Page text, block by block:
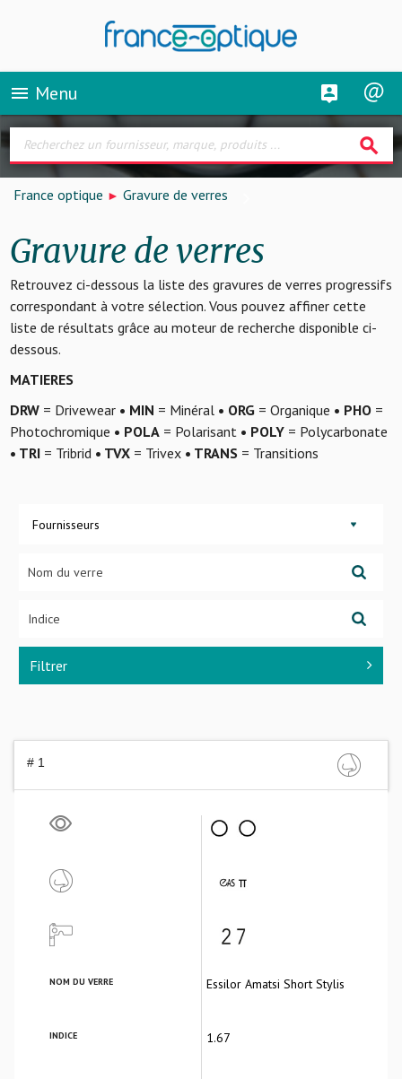
menu Menu
search
France optique Gravure de verres
Gravure de verres
Retrouvez ci-dessous la liste des gravures de verres progressifs
correspondant à votre sélection. Vous pouvez affiner cette
liste de résultats grâce au moteur de recherche disponible ci-
dessous.
MATIERES
DRW= Drivewear • MIN = Minéral • ORG= Organique • PHO=
Photochromique • POLA= Polarisant • POLY= Polycarbonate
• TRI= Tribrid • TVX= Trivex • TRANS= Transitions
Fournisseurs
Filtrer
# 1
NOM DU VERRE Essilor Amatsi Short Stylis
INDICE 1.67